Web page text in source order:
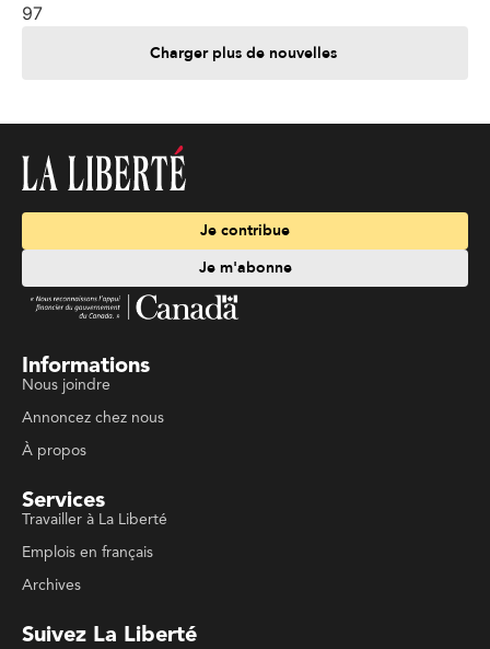
97
Charger plus de nouvelles
Je contribue
Je m'abonne
Informations
Nous joindre
Annoncez chez nous
À propos
Services
Travailler à La Liberté
Emplois en français
Archives
Suivez La Liberté